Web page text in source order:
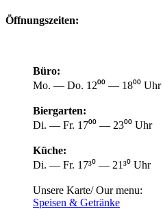
Öffnungszeiten:
Büro:
Mo. — Do. 12⁰⁰ — 18⁰⁰ Uhr
Biergarten:
Di. — Fr. 17⁰⁰ — 23⁰⁰ Uhr
Küche:
Di. — Fr. 17³⁰ — 21³⁰ Uhr
Unsere Karte/ Our menu:
Speisen & Getränke